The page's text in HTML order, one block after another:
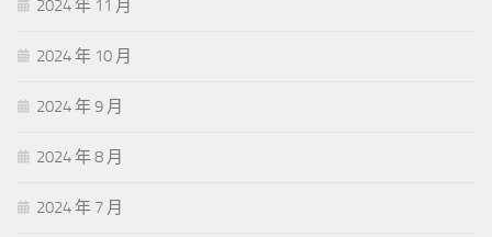
2024 年 11 月
2024 年 10 月
2024 年 9 月
2024 年 8 月
2024 年 7 月